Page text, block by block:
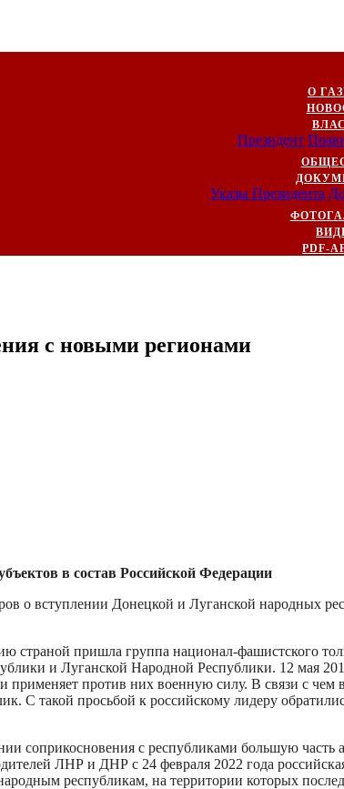
О
Президент
Указы Президента
PDF-
с новыми регионами
в состав Российской Федерации
о вступлении Донецкой и Луганской народных
страной пришла группа национал-фашистского
и Луганской Народной Республики. 12 мая
против них военную силу. В связи с чем
С такой просьбой к российскому лидеру
соприкосновения с республиками большую часть
ЛНР и ДНР с 24 февраля 2022 года
республикам, на территории которых